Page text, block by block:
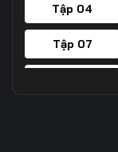
Tập 04
Tập 07